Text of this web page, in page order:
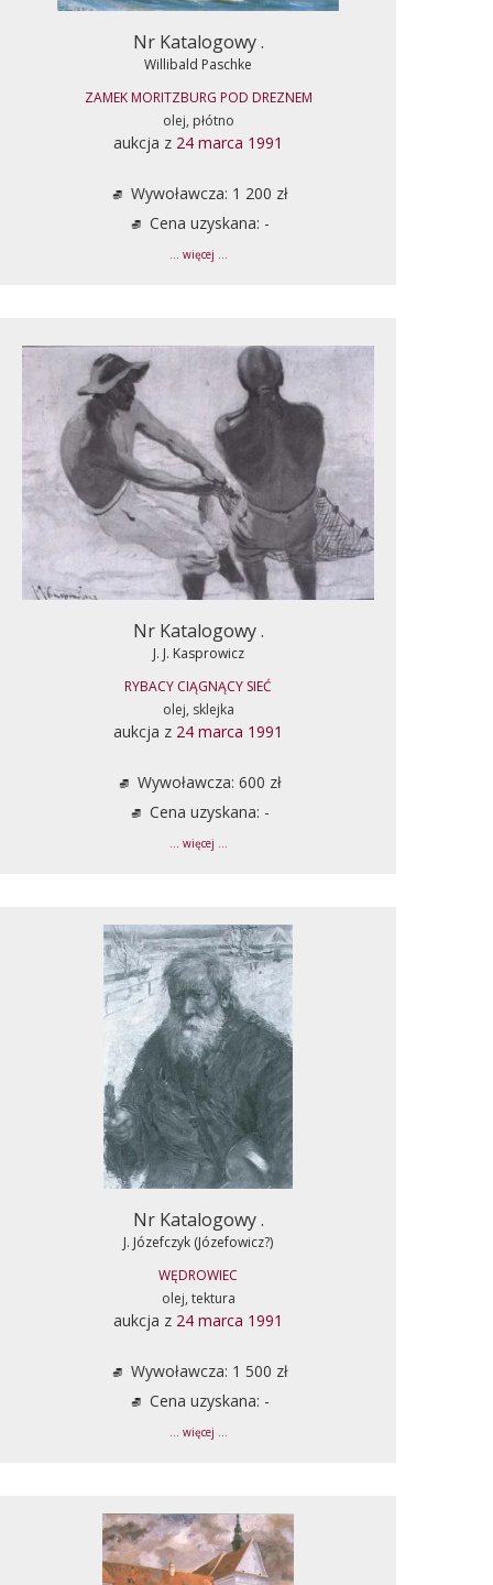
Nr Katalogowy .
Willibald Paschke
ZAMEK MORITZBURG POD DREZNEM
olej, płótno
aukcja z 24 marca 1991
Wywoławcza: 1 200 zł
Cena uzyskana: -
... więcej ...
Nr Katalogowy .
J. J. Kasprowicz
RYBACY CIĄGNĄCY SIEĆ
olej, sklejka
aukcja z 24 marca 1991
Wywoławcza: 600 zł
Cena uzyskana: -
... więcej ...
Nr Katalogowy .
J. Józefczyk (Józefowicz?)
WĘDROWIEC
olej, tektura
aukcja z 24 marca 1991
Wywoławcza: 1 500 zł
Cena uzyskana: -
... więcej ...